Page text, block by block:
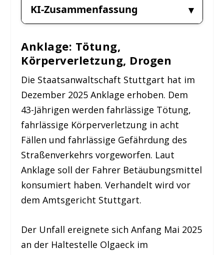
KI-Zusammenfassung
Anklage: Tötung,
Körperverletzung, Drogen
Die Staatsanwaltschaft Stuttgart hat im
Dezember 2025 Anklage erhoben. Dem
43-Jährigen werden fahrlässige Tötung,
fahrlässige Körperverletzung in acht
Fällen und fahrlässige Gefährdung des
Straßenverkehrs vorgeworfen. Laut
Anklage soll der Fahrer Betäubungsmittel
konsumiert haben. Verhandelt wird vor
dem Amtsgericht Stuttgart.
Der Unfall ereignete sich Anfang Mai 2025
an der Haltestelle Olgaeck im